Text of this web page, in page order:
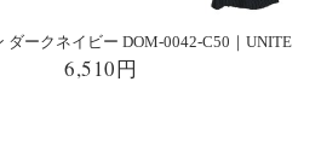
ダークネイビー DOM-0042-C50｜UNITE
6,510円